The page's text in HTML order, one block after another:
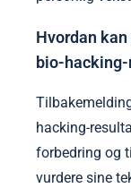
Hvordan
bio-
hacking-
forbedring og
vurdere sine